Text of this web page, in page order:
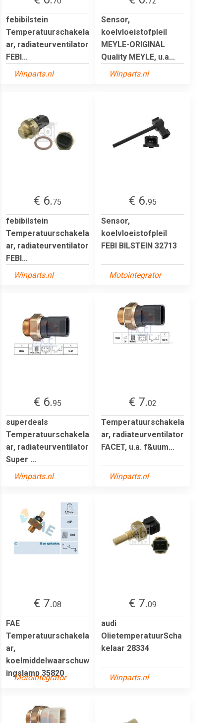
febibilstein
Temperatuurschakela
ar, radiateurventilator
FEBI...
Winparts.nl
Sensor,
koelvloeistofpleil
MEYLE-ORIGINAL
Quality MEYLE, u.a...
Winparts.nl
€ 6.75
febibilstein
Temperatuurschakela
ar, radiateurventilator
FEBI...
Winparts.nl
€ 6.95
Sensor,
koelvloeistofpleil
FEBI BILSTEIN 32713
Motointegrator
€ 6.95
superdeals
Temperatuurschakela
ar, radiateurventilator
Super ...
Winparts.nl
€ 7.02
Temperatuurschakela
ar, radiateurventilator
FACET, u.a. f&uum...
Winparts.nl
€ 7.08
FAE
Temperatuurschakela
ar,
koelmiddelwaarschuw
ingslamp 35820
Motointegrator
€ 7.09
audi
OlietemperatuurScha
kelaar 28334
Winparts.nl